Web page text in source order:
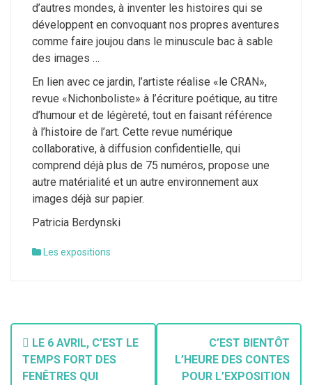
d’autres mondes, à inventer les histoires qui se
développent en convoquant nos propres aventures
comme faire joujou dans le minuscule bac à sable
des images …
En lien avec ce jardin, l’artiste réalise «le CRAN»,
revue «Nichonboliste» à l’écriture poétique, au titre
d’humour et de légèreté, tout en faisant référence
à l’histoire de l’art. Cette revue numérique
collaborative, à diffusion confidentielle, qui
comprend déjà plus de 75 numéros, propose une
autre matérialité et un autre environnement aux
images déjà sur papier.
Patricia Berdynski
Les expositions
N
LE 6 AVRIL, C’EST LE
TEMPS FORT DES
FENÊTRES QUI
C’EST BIENTÔT
L’HEURE DES CONTES
POUR L’EXPOSITION